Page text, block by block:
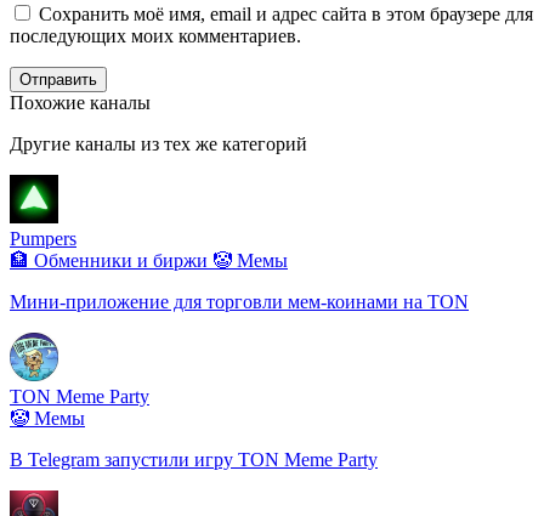
Сохранить моё имя, email и адрес сайта в этом браузере для
последующих моих комментариев.
Отправить
Похожие каналы
Другие каналы из тех же категорий
Pumpers
🏦 Обменники и биржи 🤡 Мемы
Мини-приложение для торговли мем-коинами на TON
TON Meme Party
🤡 Мемы
В Telegram запустили игру TON Meme Party